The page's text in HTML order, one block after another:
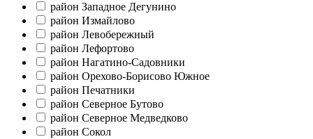
район Западное Дегунино
район Измайлово
район Левобережный
район Лефортово
район Нагатино-Садовники
район Орехово-Борисово Южное
район Печатники
район Северное Бутово
район Северное Медведково
район Сокол